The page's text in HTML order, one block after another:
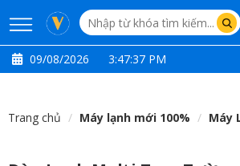
09/08/2026 3:47:37 PM
Trang chủ Máy lạnh mới 100% Máy